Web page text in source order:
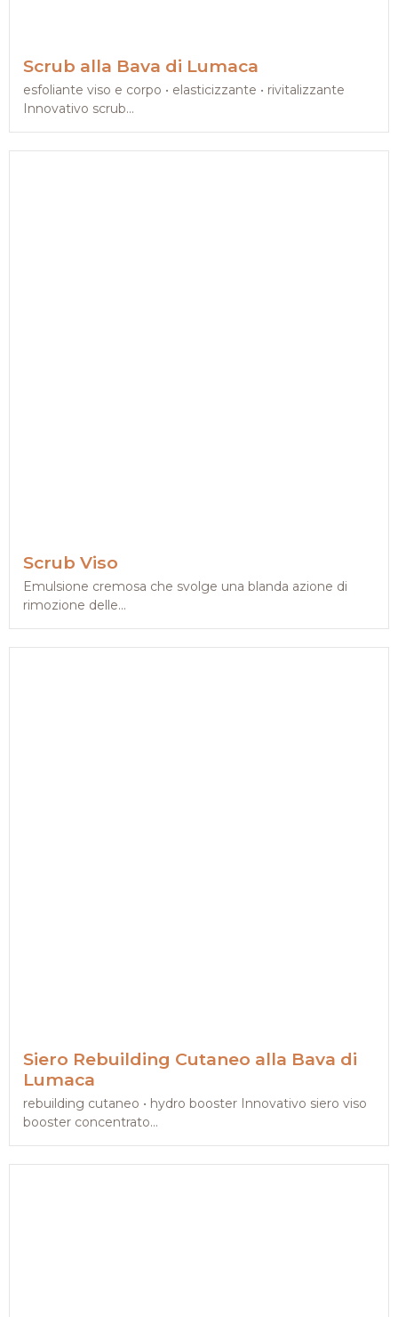
Scrub alla Bava di Lumaca
esfoliante viso e corpo • elasticizzante • rivitalizzante
Innovativo scrub...
Scrub Viso
Emulsione cremosa che svolge una blanda azione di
rimozione delle...
Siero Rebuilding Cutaneo alla Bava di
Lumaca
rebuilding cutaneo • hydro booster Innovativo siero viso
booster concentrato...